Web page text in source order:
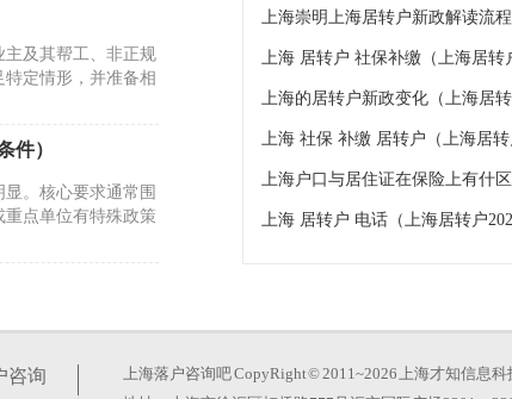
及其帮工、非正规
定情形，并准备相
件）
。核心要求通常围
点单位有特殊政策
市居住证》满7
上海崇明上海居转户新政解读流
上海 居转户 社保补缴（上海居转
上海的居转户新政变化（上海居转
上海 社保 补缴 居转户（上海居转
上海户口与居住证在保险上有什
上海 居转户 电话（上海居转户
咨询 上海落户咨询吧CopyRight © 2011~2026 上海才知信息